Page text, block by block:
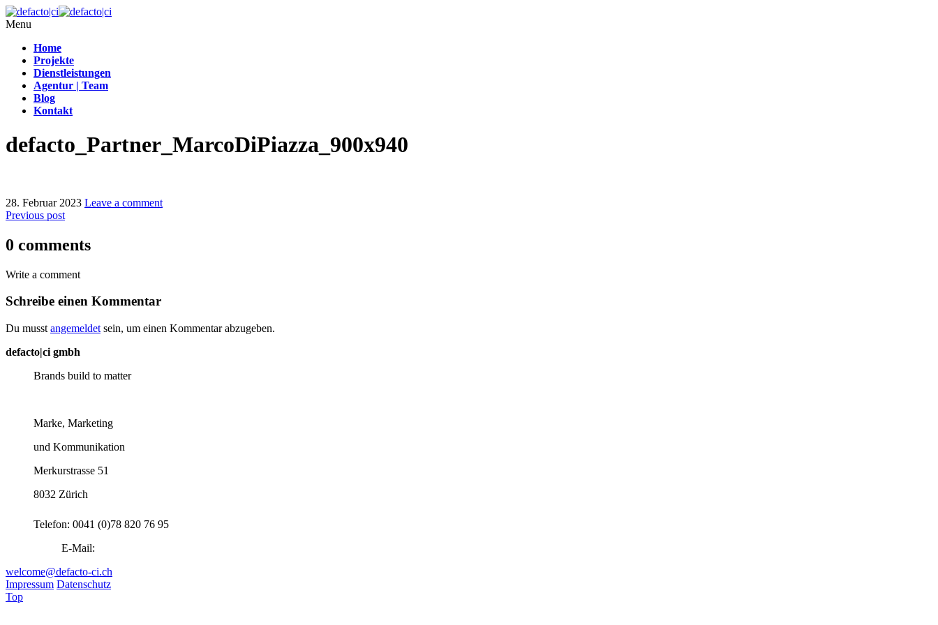
Menu
Home
Projekte
Dienstleistungen
Agentur | Team
Blog
Kontakt
defacto_Partner_MarcoDiPiazza_900x940
28. Februar 2023 Leave a comment
Previous post
0 comments
Write a comment
Schreibe einen Kommentar
Du musst angemeldet sein, um einen Kommentar abzugeben.
defacto|ci gmbh
Brands build to matter
Marke, Marketing
und Kommunikation
Merkurstrasse 51
8032 Zürich
Telefon: 0041 (0)78 820 76 95
E-Mail:
welcome@defacto-ci.ch
Impressum Datenschutz
Top